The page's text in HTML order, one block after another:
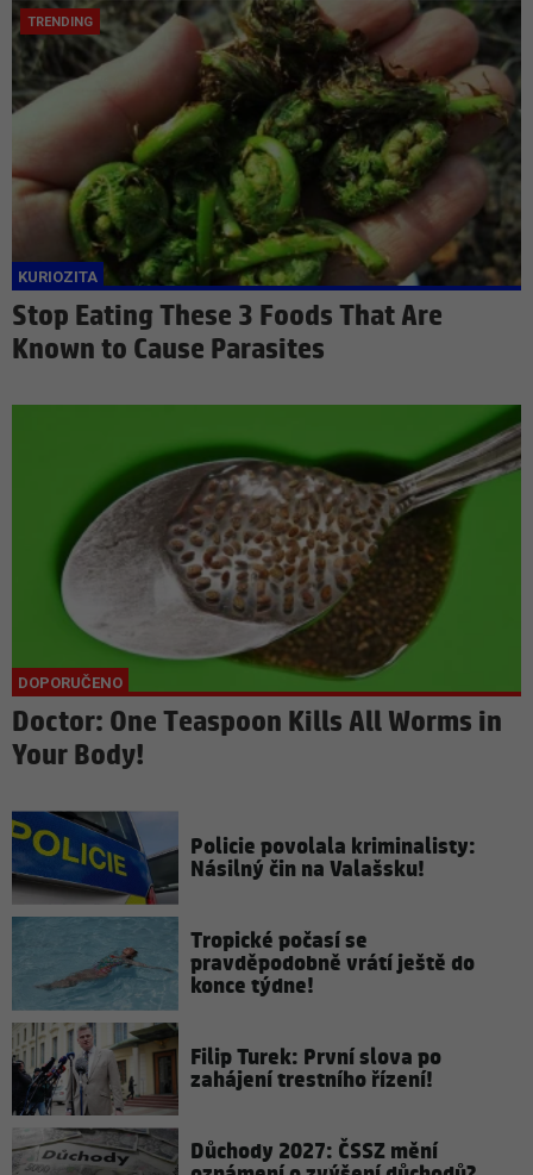
Stop Eating These 3 Foods That Are
Known to Cause Parasites
Doctor: One Teaspoon Kills All Worms in
Your Body!
Policie povolala kriminalisty:
Násilný čin na Valašsku!
Tropické počasí se
pravděpodobně vrátí ještě do
konce týdne!
Filip Turek: První slova po
zahájení trestního řízení!
Důchody 2027: ČSSZ mění